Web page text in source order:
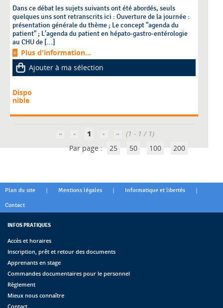
Dans ce débat les sujets suivants ont été abordés, seuls
quelques uns sont retranscrits ici : Ouverture de la journée :
présentation générale du thème ; Le concept "agenda du
patient" ; L'agenda du patient en hépato-gastro-entérologie
au CHU de [...]
Plus d'information...
Ajouter à ma sélection
Dispo
nible
1
(1 - 1 / 1)
Par page : 25 50 100 200
Plan du site | Mentions légales | Informatique et libertés |
Contact
INFOS PRATIQUES
Accès et horaires
Inscription, prêt et retour des documents
Apprenants en stage
Commandes documentaires pour le personnel
Règlement
Mieux nous connaître
Contact